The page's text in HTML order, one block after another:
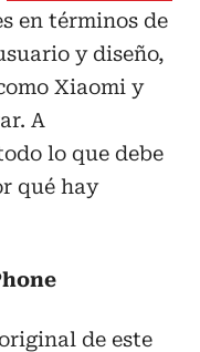
en términos de
y diseño,
Xiaomi y
A
lo que debe
qué hay
de este